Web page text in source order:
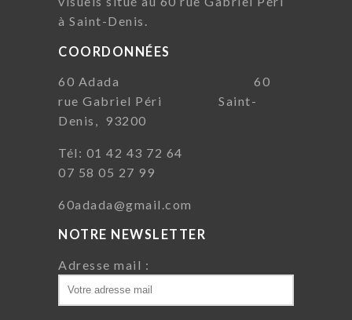
à Saint-Denis.
COORDONNÉES
60 Adada 60
rue Gabriel Péri Saint-
Denis, 93200
Tél: 01 42 43 72 64
07 58 05 27 99
60adada@gmail.com
NOTRE NEWSLETTER
Adresse mail :